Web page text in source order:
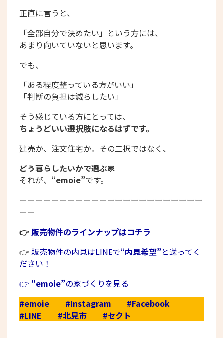
正直に言うと、
「全部自分で決めたい」という方には、
あまり向いていないと思います。
でも、
「ある程度整っている方がいい」
「判断の負担は減らしたい」
そう感じている方にとっては、
ちょうどいい選択肢になるはずです。
建売か、注文住宅か。その二択ではなく、
どう暮らしたいかで選ぶ家
それが、 “emoie”です。
ーーーーーーーーーーーーーーーーーーーーーーー
ーー
👉 販売物件のラインナップはコチラ
👉 販売物件の内見はLINEで“内見希望”と送ってく
ださい！
👉 “emoie”の家づくりを見る
#emoie
#Instagram
#Facebook
#LINE
#北見市 #セクト